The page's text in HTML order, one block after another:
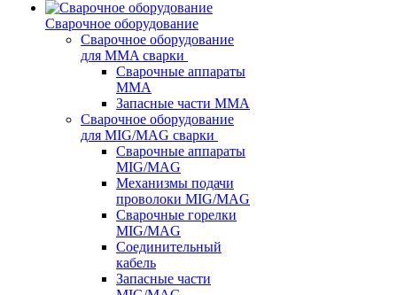
Сварочное оборудование
Сварочное оборудование
для MMA сварки
Сварочные аппараты
MMA
Запасные части MMA
Сварочное оборудование
для MIG/MAG сварки
Сварочные аппараты
MIG/MAG
Механизмы подачи
проволоки MIG/MAG
Сварочные горелки
MIG/MAG
Соединительный
кабель
Запасные части